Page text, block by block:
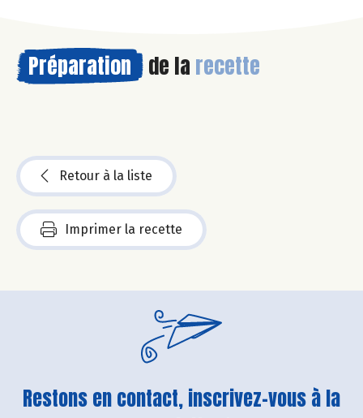
Préparation de la recette
Retour à la liste
Imprimer la recette
Restons en contact, inscrivez-vous à la